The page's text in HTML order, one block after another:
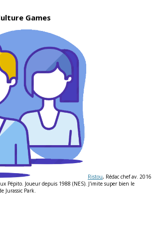
Games
Ristou, Rédac chef av. 2016
Pépito. Joueur depuis 1988 (NES). J'imite super bien le
Jurassic Park.